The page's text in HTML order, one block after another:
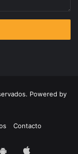
Powered by
Contacto